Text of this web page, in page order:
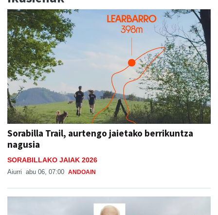
Sorabilla Trail, aurtengo jaietako berrikuntza
nagusia
SORABILLAKO JAIAK 2026
Aiurri